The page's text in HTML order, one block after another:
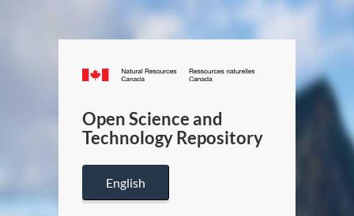
Canada.ca
/
Canada
Open Science and
Technology Repository
English